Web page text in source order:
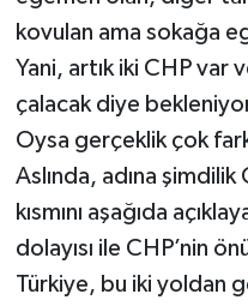
kovulan ama sokağa
Yani, artık iki CHP var
çalacak diye
Oysa gerçeklik çok
Aslında, adına şimdilik
kısmını aşağıda
dolayısı ile CHP’nin
Türkiye, bu iki yoldan